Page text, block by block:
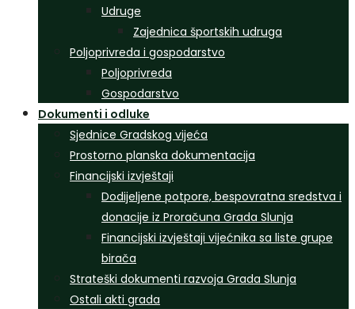
Udruge
Zajednica športskih udruga
Poljoprivreda i gospodarstvo
Poljoprivreda
Gospodarstvo
Dokumenti i odluke
Sjednice Gradskog vijeća
Prostorno planska dokumentacija
Financijski izvještaji
Dodijeljene potpore, bespovratna sredstva i
donacije iz Proračuna Grada Slunja
Financijski izvještaji vijećnika sa liste grupe
birača
Strateški dokumenti razvoja Grada Slunja
Ostali akti grada